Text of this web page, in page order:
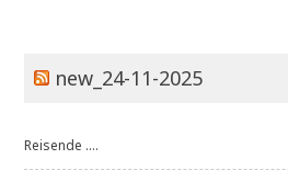
new_24-11-2025
Reisende ....